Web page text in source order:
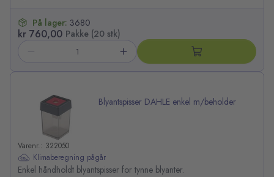
kr 760,00 Pakke (20 stk)
På lager: 3680
Blyantspisser DAHLE enkel m/beholder
Varenr.: 322050
Klimaberegning pågår
Enkel håndholdt blyantspisser for tynne blyanter.